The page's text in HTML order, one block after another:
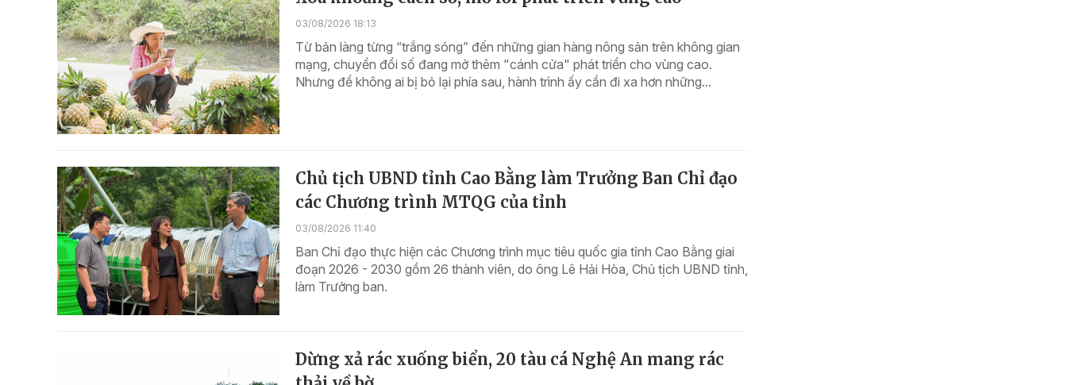
03/08/2026 18:13
Từ bản làng từng “trắng sóng” đến những gian hàng nông sản trên không gian
mạng, chuyển đổi số đang mở thêm "cánh cửa" phát triển cho vùng cao.
Nhưng để không ai bị bỏ lại phía sau, hành trình ấy cần đi xa hơn những...
Chủ tịch UBND tỉnh Cao Bằng làm Trưởng Ban Chỉ đạo
các Chương trình MTQG của tỉnh
03/08/2026 11:40
Ban Chỉ đạo thực hiện các Chương trình mục tiêu quốc gia tỉnh Cao Bằng giai
đoạn 2026 - 2030 gồm 26 thành viên, do ông Lê Hải Hòa, Chủ tịch UBND tỉnh,
làm Trưởng ban.
Dừng xả rác xuống biển, 20 tàu cá Nghệ An mang rác